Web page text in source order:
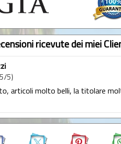
ricevute dei miei
5)
articoli molto belli, la titolare